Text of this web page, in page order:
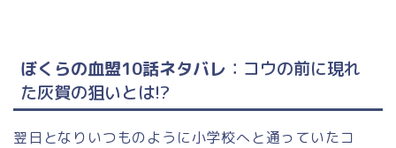
ぼくらの血盟10話ネタバレ ：コウの前に現れ
た灰賀の狙いとは!?
翌日となりいつものように小学校へと通っていたコ